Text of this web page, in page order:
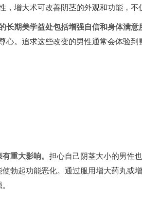
，增大术可改善阴茎的外观和功能，不
长期美学益处包括增强自信和身体满意
心。追求这些改变的男性通常会体验
重大影响。 担心自己阴茎大小的男性
勃起功能恶化。通过服用增大药丸或